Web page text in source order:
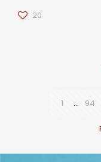
20
1 ... 94